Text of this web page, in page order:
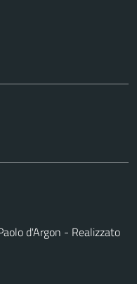
d'Argon - Realizzato